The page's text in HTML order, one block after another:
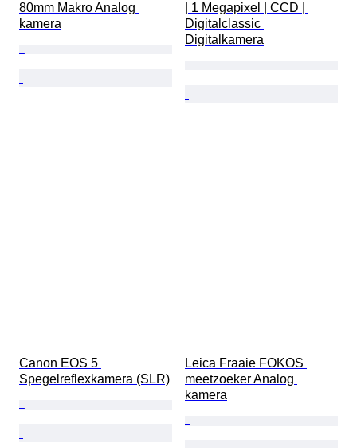
80mm Makro Analog
kamera
| 1 Megapixel | CCD |
Digitalclassic
Digitalkamera
Canon EOS 5
Spegelreflexkamera (SLR)
Leica Fraaie FOKOS
meetzoeker Analog
kamera